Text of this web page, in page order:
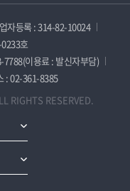
자등록 : 314-82-10024
호
7788(이용료 : 발신자부담)
: 02-361-8385
RIGHTS RESERVED.